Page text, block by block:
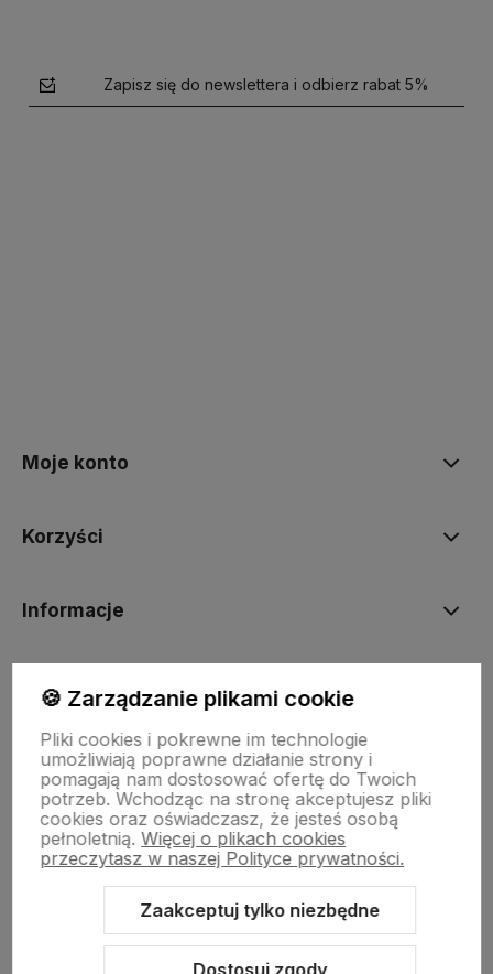
Zapisz się do newslettera i odbierz rabat 5%
Moje konto
Korzyści
Informacje
BORN2VAPE.PL
Born To Vape|| Różana 2, 21-025 Niemce woj. lubelskie
NIP: 7141861133 || E:kontakt@born2vape.plT:665 744 477
by szoperski.pl
🍪 Zarządzanie plikami cookie
Pliki cookies i pokrewne im technologie
umożliwiają poprawne działanie strony i
pomagają nam dostosować ofertę do Twoich
potrzeb. Wchodząc na stronę akceptujesz pliki
cookies oraz oświadczasz, że jesteś osobą
pełnoletnią. Więcej o plikach cookies
przeczytasz w naszej Polityce prywatności.
Zaakceptuj tylko niezbędne
Dostosuj zgody